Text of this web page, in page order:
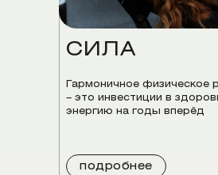
подробнее
Гармоничное физическое
– это инвестиции в
энергию на годы вперёд
СИЛА